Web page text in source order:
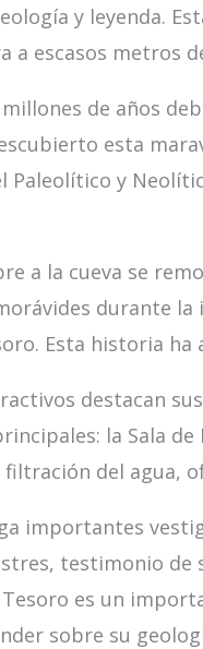
y leyenda.
a escasos metros
de años
esta
Paleolítico y
a la cueva se
durante
Esta historia
destacan
la Sala
del agua,
importantes
testimonio de
Tesoro es un
sobre su